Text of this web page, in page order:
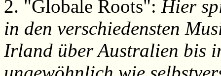
2. "Globale Roots": Hier
in den verschiedensten
Irland über Australien bis